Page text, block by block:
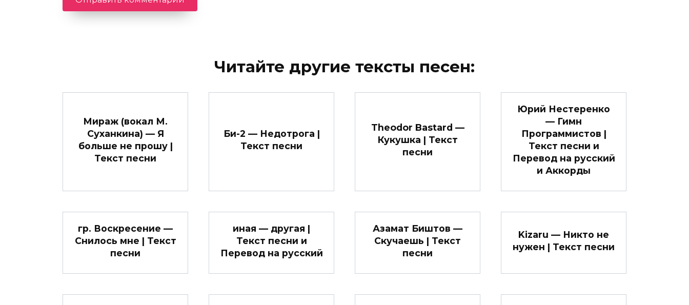
Читайте другие тексты песен:
Мираж (вокал М.
Суханкина) — Я
больше не прошу |
Текст песни
Би-2 — Недотрога |
Текст песни
Theodor Bastard —
Кукушка | Текст
песни
Юрий Нестеренко
— Гимн
Программистов |
Текст песни и
Перевод на русский
и Аккорды
гр. Воскресение —
Снилось мне | Текст
песни
иная — другая |
Текст песни и
Перевод на русский
Азамат Биштов —
Скучаешь | Текст
песни
Kizaru — Никто не
нужен | Текст песни